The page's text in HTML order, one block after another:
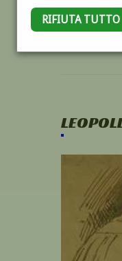
RIFIUTA TUTTO